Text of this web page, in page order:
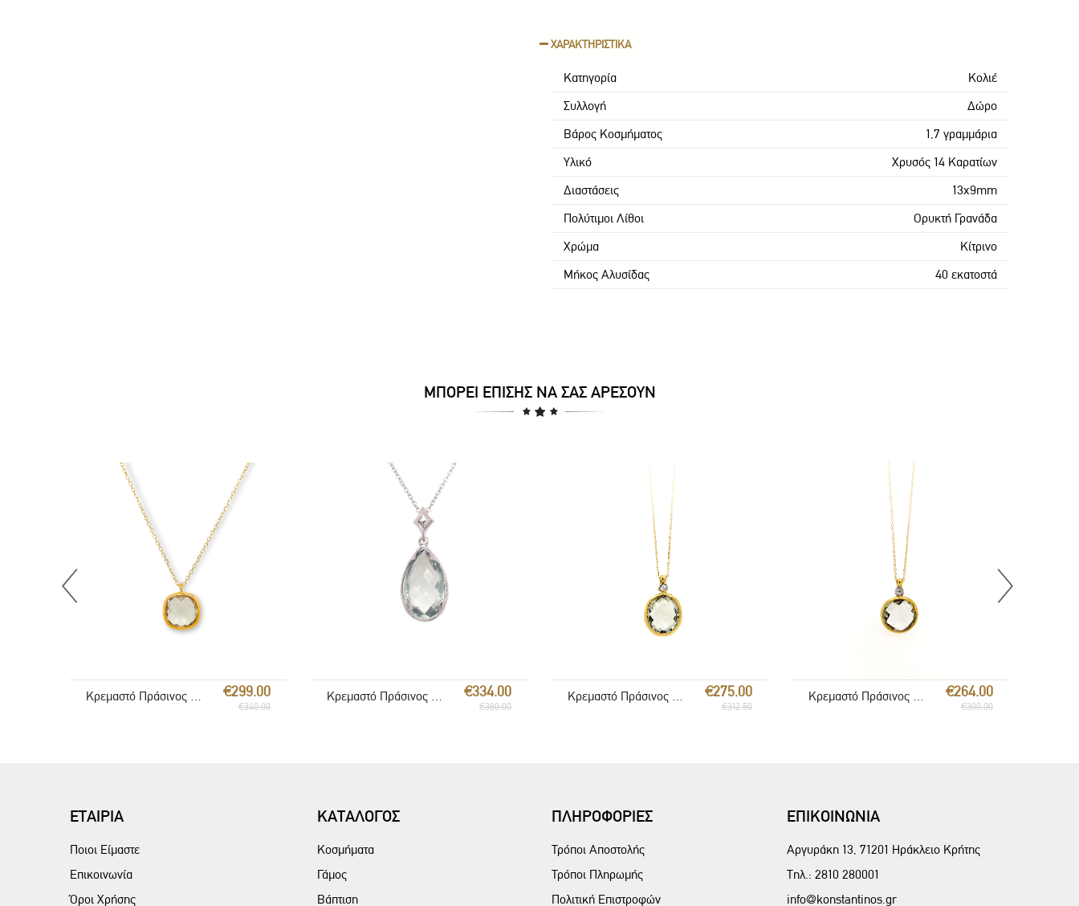
ΧΑΡΑΚΤΗΡΙΣΤΙΚΑ
Κατηγορία Κολιέ
Συλλογή Δώρο
Βάρος Κοσμήματος 1,7 γραμμάρια
Υλικό Χρυσός 14 Καρατίων
Διαστάσεις 13x9mm
Πολύτιμοι Λίθοι Ορυκτή Γρανάδα
Χρώμα Κίτρινο
Μήκος Αλυσίδας 40 εκατοστά
ΜΠΟΡΕΊ ΕΠΊΣΗΣ ΝΑ ΣΑΣ ΑΡΈΣΟΥΝ
€299.00
€340.00
€334.00
€380.00
€275.00
€312.50
€264.00
€300.00
ΕΤΑΙΡΙΑ
Ποιοι Είμαστε
Επικοινωνία
Όροι Χρήσης
ΚΑΤΑΛΟΓΟΣ
Κοσμήματα
Γάμος
Βάπτιση
ΠΛΗΡΟΦΟΡΙΕΣ
Τρόποι Αποστολής
Τρόποι Πληρωμής
Πολιτική Επιστροφών
ΕΠΙΚΟΙΝΩΝΙΑ
Αργυράκη 13, 71201 Ηράκλειο Κρήτης
Τηλ.: 2810 280001
info@konstantinos.gr